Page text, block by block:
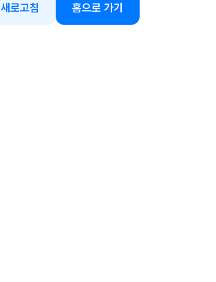
새로고침 홈으로 가기